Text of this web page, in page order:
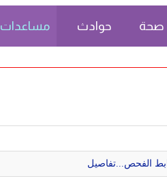
صحة حوادث مساعدات